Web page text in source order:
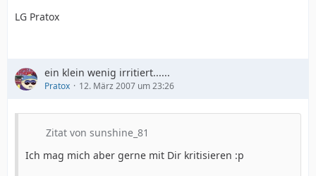
LG Pratox
ein klein wenig irritiert......
Pratox 12. März 2007 um 23:26
Zitat von sunshine_81
Ich mag mich aber gerne mit Dir kritisieren :p